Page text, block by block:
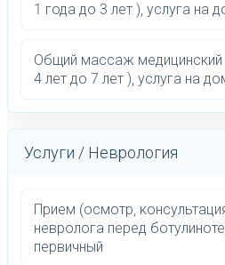
1 года до 3 лет ), услуга на
Общий массаж медицинский
4 лет до 7 лет ), услуга на
Услуги / Неврология
Прием (осмотр,
невролога перед
первичный